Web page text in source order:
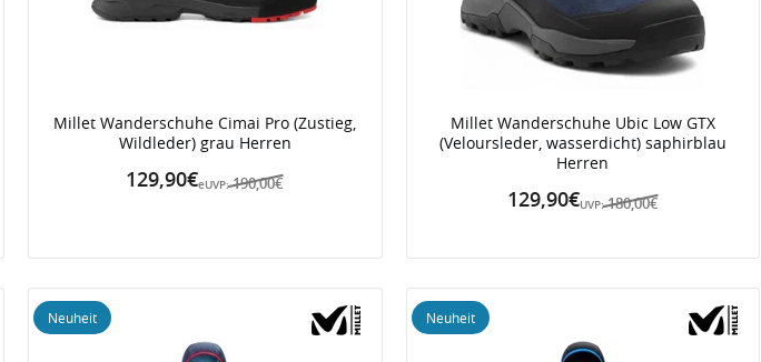
Millet Wanderschuhe Cimai Pro (Zustieg,
Wildleder) grau Herren
eUVP: 190,00€
129,90€
Millet Wanderschuhe Ubic Low GTX
(Veloursleder, wasserdicht) saphirblau
Herren
UVP: 180,00€
129,90€
Neuheit Neuheit